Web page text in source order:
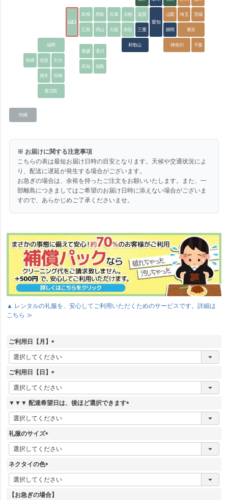
埼玉 茨城
東京
神奈川 千葉
山梨
愛知
静岡
三重
和歌山
山口
島根 鳥取
広島 岡山
兵庫 京都 滋賀
大阪 奈良
香川
愛媛
徳島
高知
福岡
佐賀 大分
熊本
長崎
宮崎
鹿児島
沖縄
※ お届けに関する注意事項
こちらの表は最短お届け日時の目安となります。天候や交通状況によ
り、配送に遅延が発生する場合がございます。
お急ぎの場合は、余裕を持ったご注文をお願いいたします。また、一
部離島につきましてはご希望のお届け日時に添えない場合がございま
すので、あらかじめご了承くださいませ。
▲ レンタルの礼服を、安心してご利用いただくためのサービスです。詳細は
こちら ≫
ご利用日【月】
(
必
須
)
ご利用日【日】
(
必
須
)
▼▼▼ 配達希望日は、後ほど選択できます
(
必
)
礼服のサイズ
(
必
須
)
ネクタイの色
(
必
須
【お急ぎの場合】